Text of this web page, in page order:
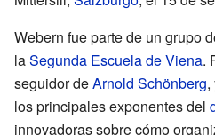
Webern fue parte de un grupo
laSegunda Escuela de Viena.
seguidor deArnold Schönberg,
los principales exponentes del
innovadoras sobre cómo